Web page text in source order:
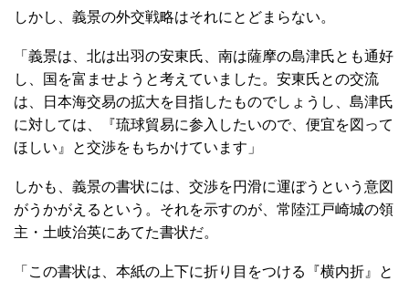
しかし、義景の外交戦略はそれにとどまらない。
「義景は、北は出羽の安東氏、南は薩摩の島津氏とも通好
し、国を富ませようと考えていました。安東氏との交流
は、日本海交易の拡大を目指したものでしょうし、島津氏
に対しては、『琉球貿易に参入したいので、便宜を図って
ほしい』と交渉をもちかけています」
しかも、義景の書状には、交渉を円滑に運ぼうという意図
がうかがえるという。それを示すのが、常陸江戸崎城の領
主・土岐治英にあてた書状だ。
「この書状は、本紙の上下に折り目をつける『横内折』と